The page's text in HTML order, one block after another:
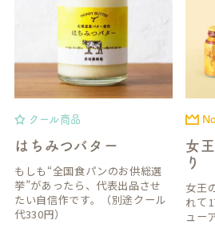
クール商品
はちみつバター
もしも“全国食パンのお供総選
挙”があったら、代表出品させ
たい自信作です。（別途クール
代330円）
女
り
女王
れて
ュー